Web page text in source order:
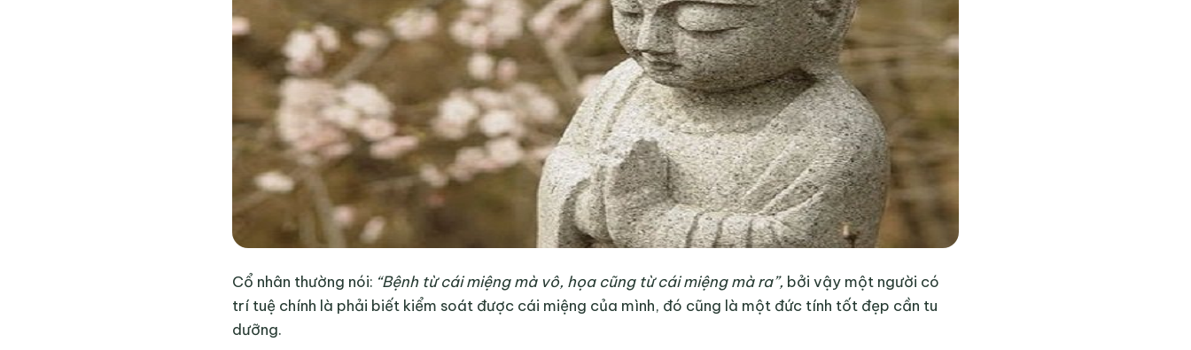
Cổ nhân thường nói: “Bệnh từ cái miệng mà vô, họa cũng từ cái miệng mà ra”, bởi vậy một người có
trí tuệ chính là phải biết kiểm soát được cái miệng của mình, đó cũng là một đức tính tốt đẹp cần tu
dưỡng.